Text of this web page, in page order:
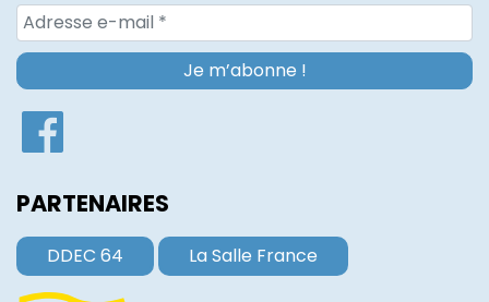
PARTENAIRES
DDEC 64 La Salle France